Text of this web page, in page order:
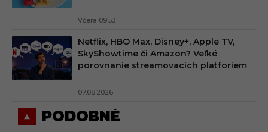
Včera 09:53
Netflix, HBO Max, Disney+, Apple TV,
SkyShowtime či Amazon? Veľké
porovnanie streamovacích platforiem
07.08.2026
PODOBNÉ